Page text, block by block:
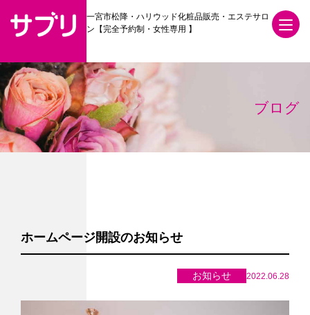
一宮市松降・ハリウッド化粧品販売・エステサロ
ン【完全予約制・女性専用 】
ブログ
ホームページ開設のお知らせ
お知らせ 2022.06.28